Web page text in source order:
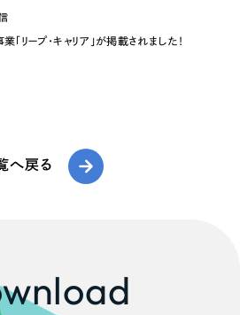
リープ・キャリア」が掲載されました！
へ戻る